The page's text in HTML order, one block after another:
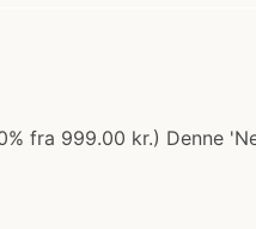
fra 999.00 kr.) Denne